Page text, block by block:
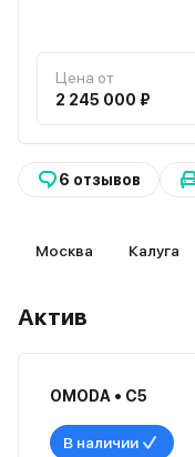
Цена от
2 245 000 ₽
6 отзывов
Москва Калуга
Актив
OMODA • C5
В наличии